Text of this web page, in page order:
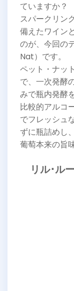
ていますか？
スパークリン
備えたワイン
のが、今回の
Nat）です。
ペット・ナッ
で、一次発酵
みで瓶内発酵
比較的アルコ
でフレッシュ
ずに瓶詰めし
葡萄本来の旨
リル･ル